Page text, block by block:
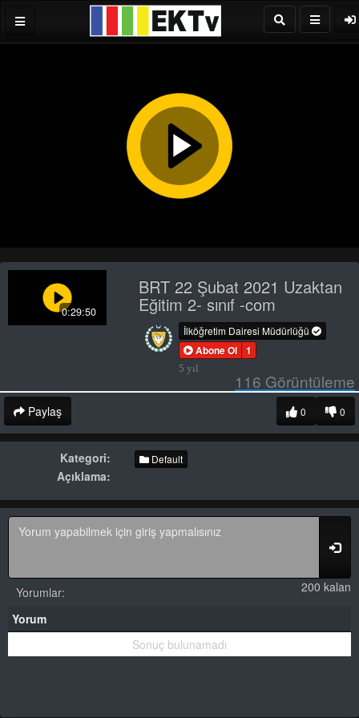
Play
Video
0:29:50
BRT 22 Şubat 2021 Uzaktan
Eğitim 2- sınıf -com
İlköğretim Dairesi Müdürlüğü
Abone Ol 1
5 yıl
116 Görüntüleme
Paylaş 0
0
Kategori: Default
Açıklama:
200 kalan
Yorumlar:
Yorum
Sonuç bulunamadı